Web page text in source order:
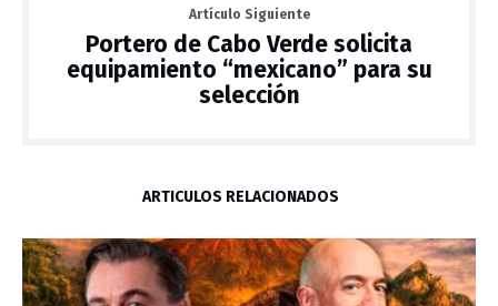
Artículo Siguiente
Portero de Cabo Verde solicita
equipamiento “mexicano” para su
selección
ARTÍCULOS RELACIONADOS